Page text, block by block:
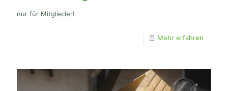
nur für Mitglieder!
Mehr erfahren